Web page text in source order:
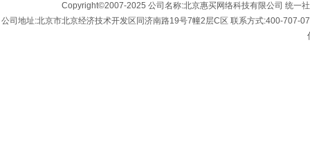
Copyright©2007-2025 公司名称:北京惠买网络科技有限公司 统一
公司地址:北京市北京经济技术开发区同济南路19号7幢2层C区 联系方式:400-707-